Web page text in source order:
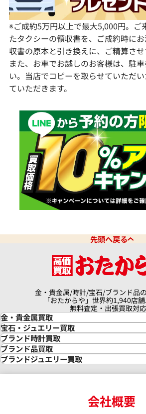
※ご成約5万円以上で最大5,000円。ご
たタクシーの領収書を、ご成約時に
収書の原本と引き換えに、ご精算させ
また、お車でお越しのお客様は、駐
い。当店でコピーを取らせていただ
ていただきます。
先頭へ戻る
金・貴金属/時計/宝石/ブランド品
「おたからや」世界約1,940店舗
無料査定・出張買取対応
金・貴金属買取
金買取
金の相場価格情報
金の参考買取価格一覧
インゴット買取
インゴットの相場価格情報
24金買取
宝石・ジュエリー買取
宝石・ジュエリー買取
ダイヤモンド買取
ダイヤモンド・宝石の参考価格一覧
リング・結婚指輪買取
エメラルド買取
ブランド時計買取
時計買取
ロレックス買取
ロレックス デイトナ買取
ロレックス サブマリーナー買取
ロレックス エクスプローラー買取
ロレックス デイトジャスト買取
ブランド品買取
ブランド買取
ブランドジュエリー買取
ヴァンクリーフ＆アーペル買取会社概要